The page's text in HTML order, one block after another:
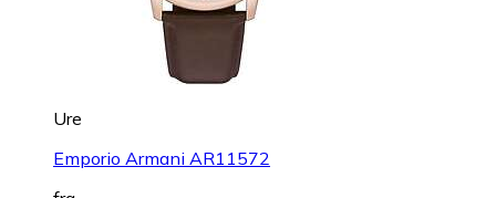
Ure
Emporio Armani AR11572